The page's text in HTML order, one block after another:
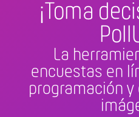
¡Toma
La
encuestas en
programación